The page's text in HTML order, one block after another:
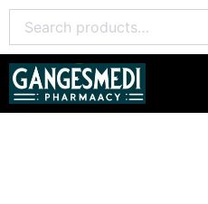
콘
츠
너
for: